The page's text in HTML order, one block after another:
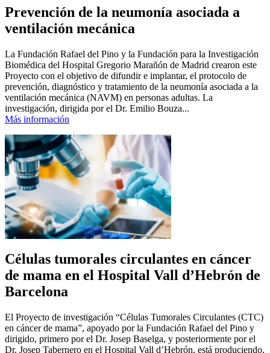
Prevención de la neumonía asociada a
ventilación mecánica
La Fundación Rafael del Pino y la Fundación para la Investigación
Biomédica del Hospital Gregorio Marañón de Madrid crearon este
Proyecto con el objetivo de difundir e implantar, el protocolo de
prevención, diagnóstico y tratamiento de la neumonía asociada a la
ventilación mecánica (NAVM) en personas adultas. La
investigación, dirigida por el Dr. Emilio Bouza...
Más información
Células tumorales circulantes en cáncer
de mama en el Hospital Vall d’Hebrón de
Barcelona
El Proyecto de investigación “Células Tumorales Circulantes (CTC)
en cáncer de mama”, apoyado por la Fundación Rafael del Pino y
dirigido, primero por el Dr. Josep Baselga, y posteriormente por el
Dr. Josep Tabernero en el Hospital Vall d’Hebrón, está produciendo,